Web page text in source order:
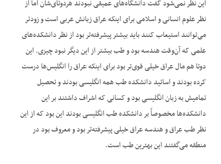
این نظر نمی‌شود گفت دانشگاه‌های عمیقی نبودند هردوتای‌شان اما از
نظر علوم انسانی و اسلامی برای اینکه عراق زبانش عربی است و زودتر
می‌توانند استیعاب کنند باید بیشتر پیشرفته‌تر بود از نظر دانشکده‌‌های
علمی که آن‌وقت هندسه بود و طب بیشتر از این دیگر نبود چیزی. این
دوتا هم مال عراق خیلی قوی‌تر بود برای اینکه عراق را انگلیس‌ها درست
کرده بودند و اساتید دانشکده طب همه انگلیسی بودند و تحصیل
تمامیش به زبان انگلیسی بود و کسانی که اشراف داشتند بر این
دانشکده‌ها مخصوصاً بر دانشکده طب انگلیسی بودند این بود که از این
نظر طب عراق و هندسه عراق خیلی پیشرفته‌تر بود و معروف بود در
منطقه می‌گفتند این بهترین طب است.